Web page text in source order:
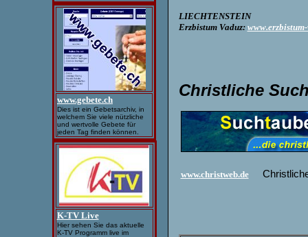
www.gebete.ch
Dies ist ein Gebetsarchiv, in
welchem Sie viele nützliche
und wertvolle Gebete für
jeden Tag finden können.
K-TV Live
Hier sehen Sie das aktuelle
K-TV Programm live im
LIECHTENSTEIN
Erzbistum Vaduz:
Christliche
www.christweb.de